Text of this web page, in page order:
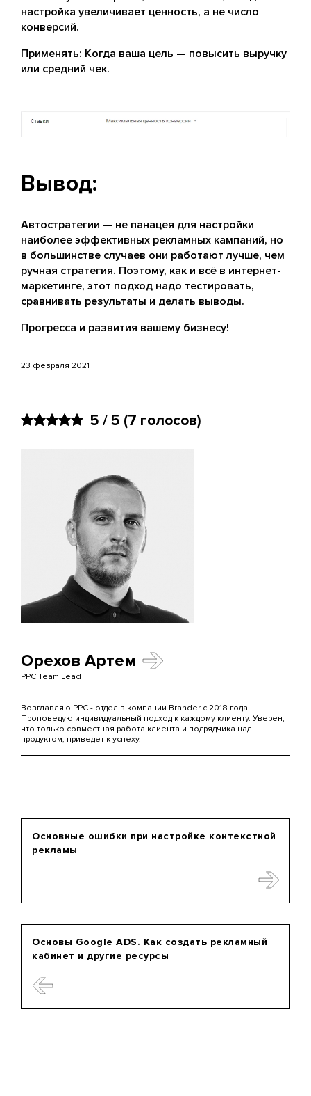
настройка увеличивает ценность, а не число
конверсий.
Применять: Когда ваша цель — повысить выручку
или средний чек.
Вывод:
Автостратегии — не панацея для настройки
наиболее эффективных рекламных кампаний, но
в большинстве случаев они работают лучше, чем
ручная стратегия. Поэтому, как и всё в интернет-
маркетинге, этот подход надо тестировать,
сравнивать результаты и делать выводы.
Прогресса и развития вашему бизнесу!
23 февраля 2021
5 / 5 (7 голосов)
Орехов Артем
PPC Team Lead
Возглавляю PPC - отдел в компании Brander с 2018 года.
Проповедую индивидуальный подход к каждому клиенту. Уверен,
что только совместная работа клиента и подрядчика над
продуктом, приведет к успеху.
Основы Google ADS. Как создать рекламный
кабинет и другие ресурсы
Основные ошибки при настройке контекстной
рекламы